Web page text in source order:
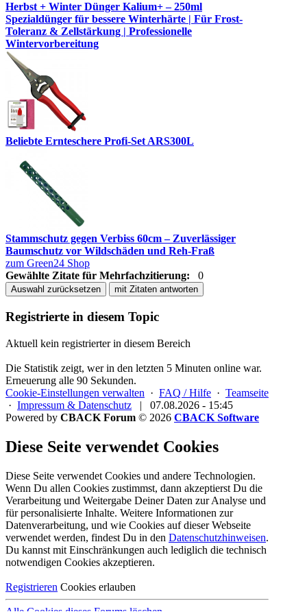
Herbst + Winter Dünger Kalium+ – 250ml
Spezialdünger für bessere Winterhärte | Für Frost-
Toleranz & Zellstärkung | Professionelle
Wintervorbereitung
Beliebte Ernteschere Profi-Set ARS300L
Stammschutz gegen Verbiss 60cm – Zuverlässiger
Baumschutz vor Wildschäden und Reh-Fraß
zum Green24 Shop
Gewählte Zitate für Mehrfachzitierung:
0
Auswahl zurücksetzen mit Zitaten antworten
Registrierte in diesem Topic
Aktuell kein registrierter in diesem Bereich
Die Statistik zeigt, wer in den letzten 5 Minuten online war.
Erneuerung alle 90 Sekunden.
Cookie-Einstellungen verwalten · FAQ / Hilfe · Teamseite
· Impressum & Datenschutz |
07.08.2026 - 15:45
Powered by CBACK Forum © 2026 CBACK Software
Diese Seite verwendet Cookies
Diese Seite verwendet Cookies und andere Technologien.
Wenn Du allen Cookies zustimmst, dann akzeptierst Du die
Verarbeitung und Weitergabe Deiner Daten zur Analyse und
für personalisierte Inhalte. Weitere Informationen zur
Datenverarbeitung, und wie Cookies auf dieser Webseite
verwendet werden, findest Du in den Datenschutzhinweisen.
Du kannst mit Einschränkungen auch lediglich die technisch
notwendigen Cookies akzeptieren.
Registrieren Cookies erlauben
Alle Cookies dieses Forums löschen